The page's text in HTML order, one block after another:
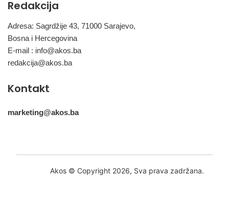
Redakcija
Adresa: Sagrdžije 43, 71000 Sarajevo,
Bosna i Hercegovina
E-mail : info@akos.ba
redakcija@akos.ba
Kontakt
marketing@akos.ba
Akos © Copyright 2026, Sva prava zadržana.